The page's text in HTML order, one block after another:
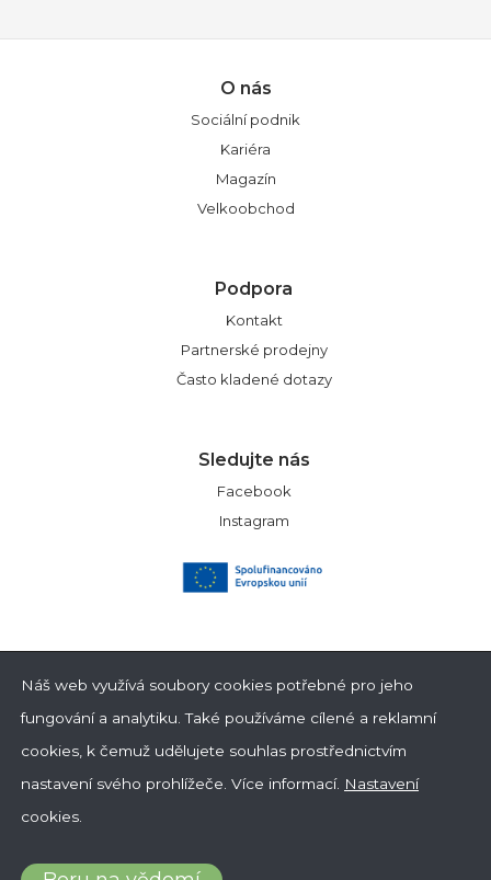
O nás
Sociální podnik
Kariéra
Magazín
Velkoobchod
Podpora
Kontakt
Partnerské prodejny
Často kladené dotazy
Sledujte nás
Facebook
Instagram
Náš web využívá soubory cookies potřebné pro jeho
fungování a analytiku. Také používáme cílené a reklamní
cookies, k čemuž udělujete souhlas prostřednictvím
nastavení svého prohlížeče. Více informací. Nastavení
cookies.